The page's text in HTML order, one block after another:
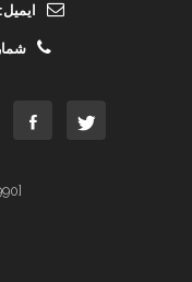
ایمیل:
[mc4wp_form id="6990"]